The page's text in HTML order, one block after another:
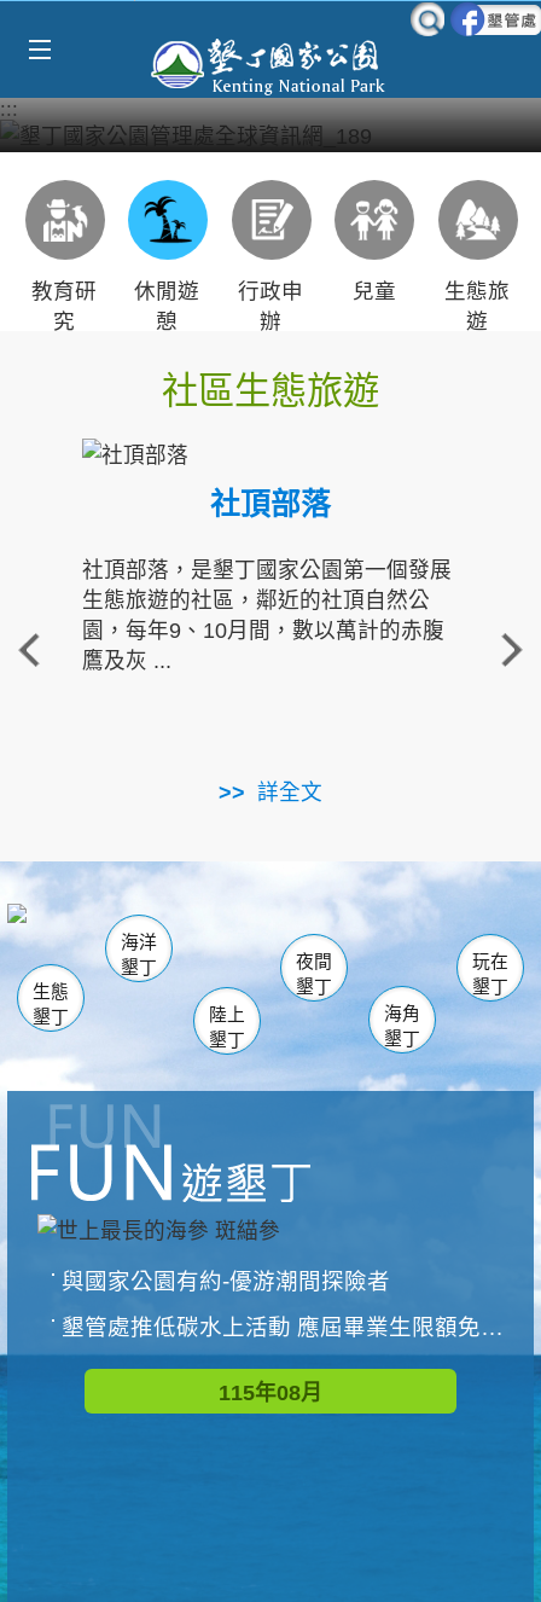
:::
教育研
究
休閒遊
憩
行政申
辦
兒童
生態旅
遊
社區生態旅遊
社頂部落
社頂部落，是墾丁國家公園第一個發展
生態旅遊的社區，鄰近的社頂自然公
園，每年9、10月間，數以萬計的赤腹
鷹及灰 ...
詳全文
重
走進
南仁湖
海生館
恆春 佳樂水
龍鑾潭自然中心 森林遊樂區
瓊麻館
關山 墾管處遊客中心
社頂公園 風吹沙
船帆石
白砂 龍磐公園
香蕉灣
砂島
鵝鑾鼻
生態
墾丁
海洋
墾丁
陸上
墾丁
夜間
墾丁
海角
墾丁
玩在
墾丁
與國家公園有約-優游潮間探險者
墾管處推低碳水上活動 應屆畢業生限額免費參加
115年08月